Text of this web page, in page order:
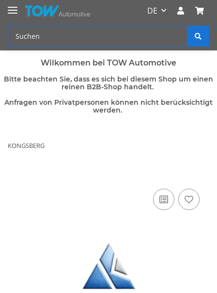
DE
Wilkommen bei TOW Automotive
Bitte beachten Sie, dass es sich bei diesem Shop um einen
reinen B2B-Shop handelt.
Anfragen von Privatpersonen können nicht berücksichtigt
werden.
KONGSBERG